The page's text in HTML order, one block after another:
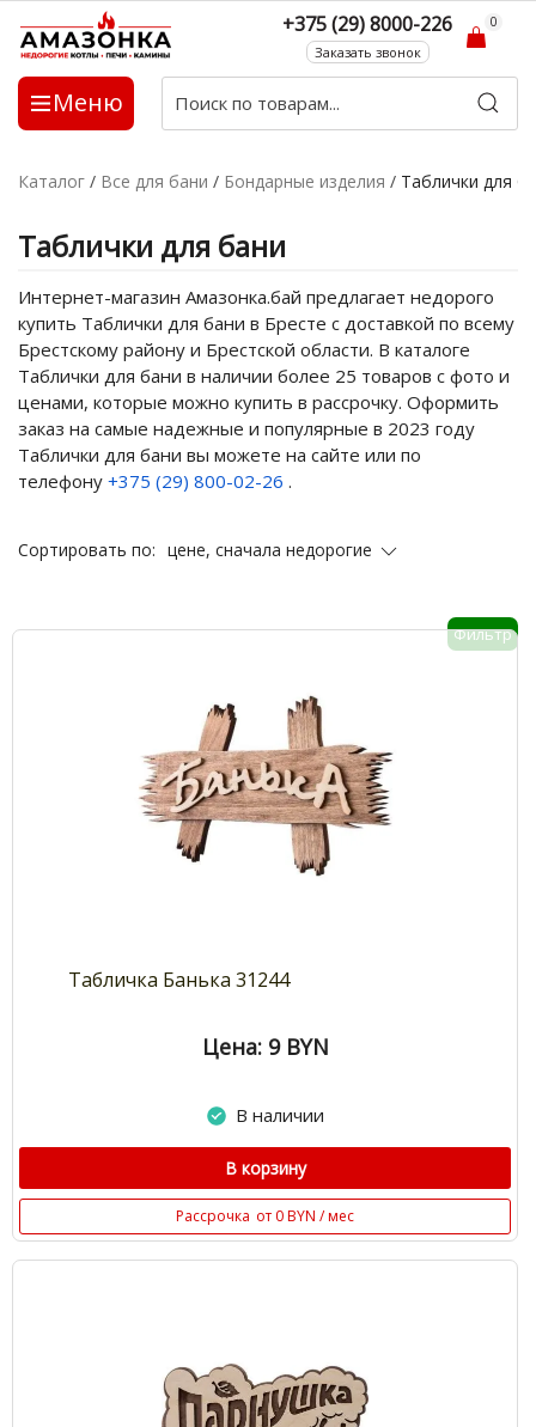
Меню
+375 (29) 8000-226
Заказать звонок
0
Каталог / Все для бани / Бондарные изделия / Таблички для
Таблички для бани
Интернет-магазин Амазонка.бай предлагает недорого
купить Таблички для бани в Бресте с доставкой по всему
Брестскому району и Брестской области. В каталоге
Таблички для бани в наличии более 25 товаров с фото и
ценами, которые можно купить в рассрочку. Оформить
заказ на самые надежные и популярные в 2023 году
Таблички для бани вы можете на сайте или по
телефону +375 (29) 800-02-26 .
Сортировать по: цене, сначала недорогие
Фильтр
Табличка Банька 31244
Цена: 9 BYN
В наличии
В корзину
Рассрочка от 0 BYN / мес